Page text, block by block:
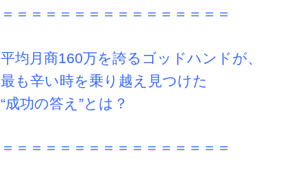
ゴッドハンド通信とは
＝＝＝＝＝＝＝＝＝＝＝＝＝＝＝＝
平均月商160万を誇るゴッドハンドが、
最も辛い時を乗り越え見つけた
“成功の答え”とは？
＝＝＝＝＝＝＝＝＝＝＝＝＝＝＝＝